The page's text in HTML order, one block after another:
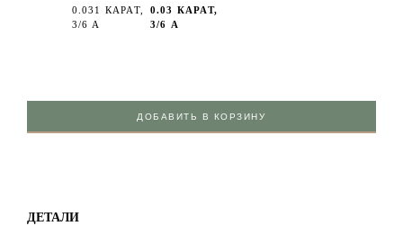
0.031 КАРАТ,
3/6 А
0.03 КАРАТ,
3/6 А
ДОБАВИТЬ В КОРЗИНУ
ДЕТАЛИ